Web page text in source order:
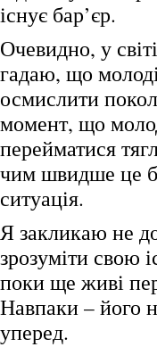
існує бар’єр.
Очевидно, у
гадаю, що
осмислити
момент, що
перейматися
чим швидше це
ситуація.
Я закликаю не
зрозуміти свою
поки ще живі
Навпаки – його
уперед.